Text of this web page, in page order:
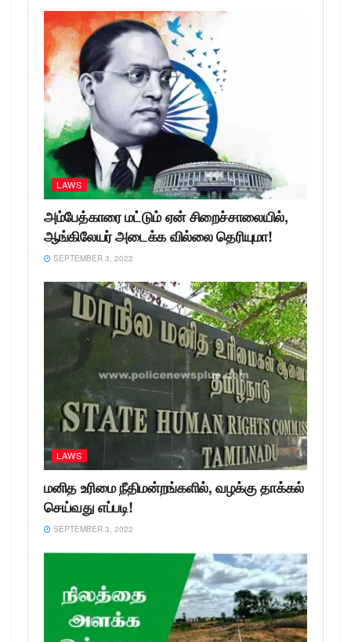
LAWS
அம்பேத்காரை மட்டும் ஏன் சிறைச்சாலையில்,
ஆங்கிலேயர் அடைக்க வில்லை தெரியுமா!
SEPTEMBER 3, 2022
LAWS
மனித உரிமை நீதிமன்றங்களில், வழக்கு தாக்கல்
செய்வது எப்படி!
SEPTEMBER 3, 2022